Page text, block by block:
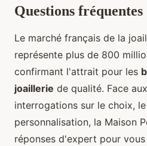
Questions fréquentes
Le marché français de la
représente plus de 800
confirmant l'attrait pour les
joaillerie de qualité. Face
interrogations sur le choix,
personnalisation, la Maison
réponses d'expert pour